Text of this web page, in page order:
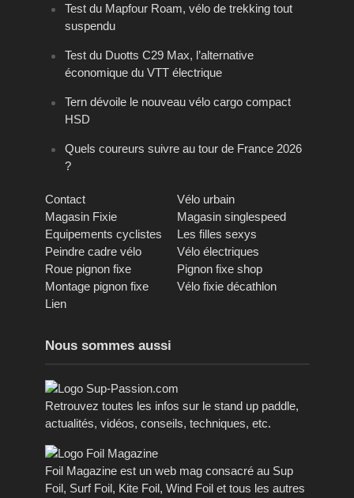
Test du Mapfour Roam, vélo de trekking tout
suspendu
Test du Duotts C29 Max, l’alternative
économique du VTT électrique
Tern dévoile le nouveau vélo cargo compact
HSD
Quels coureurs suivre au tour de France 2026
?
Contact
Vélo urbain
Magasin Fixie
Magasin singlespeed
Equipements cyclistes
Les filles sexys
Peindre cadre vélo
Vélo électriques
Roue pignon fixe
Pignon fixe shop
Montage pignon fixe
Vélo fixie décathlon
Lien
Nous sommes aussi
Retrouvez toutes les infos sur le stand up paddle,
actualités, vidéos, conseils, techniques, etc.
Foil Magazine est un web mag consacré au Sup
Foil, Surf Foil, Kite Foil, Wind Foil et tous les autres